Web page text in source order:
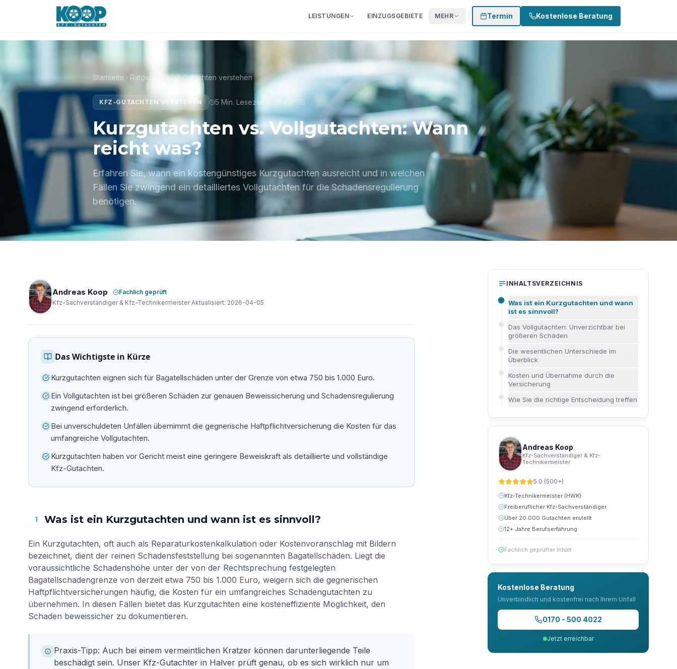
LEISTUNGEN EINZUGSGEBIETE MEHR Termin Kostenlose Beratung
Startseite Ratgeber KFZ-Gutachten verstehen
KFZ-GUTACHTEN VERSTEHEN 5 Min. Lesezeit 2026-04-05
Kurzgutachten vs. Vollgutachten: Wann
reicht was?
Erfahren Sie, wann ein kostengünstiges Kurzgutachten ausreicht und in welchen
Fällen Sie zwingend ein detailliertes Vollgutachten für die Schadensregulierung
benötigen.
Andreas Koop
Fachlich geprüft
Kfz-Sachverständiger & Kfz-Technikermeister·Aktualisiert: 2026-04-05
Das Wichtigste in Kürze
Kurzgutachten eignen sich für Bagatellschäden unter der Grenze von etwa 750 bis 1.000 Euro.
Ein Vollgutachten ist bei größeren Schäden zur genauen Beweissicherung und Schadensregulierung
zwingend erforderlich.
Bei unverschuldeten Unfällen übernimmt die gegnerische Haftpflichtversicherung die Kosten für das
umfangreiche Vollgutachten.
Kurzgutachten haben vor Gericht meist eine geringere Beweiskraft als detaillierte und vollständige
Kfz-Gutachten.
1 Was ist ein Kurzgutachten und wann ist es sinnvoll?
Ein Kurzgutachten, oft auch als Reparaturkostenkalkulation oder Kostenvoranschlag mit Bildern
bezeichnet, dient der reinen Schadensfeststellung bei sogenannten Bagatellschäden. Liegt die
voraussichtliche Schadenshöhe unter der von der Rechtsprechung festgelegten
Bagatellschadengrenze von derzeit etwa 750 bis 1.000 Euro, weigern sich die gegnerischen
Haftpflichtversicherungen häufig, die Kosten für ein umfangreiches Schadengutachten zu
übernehmen. In diesen Fällen bietet das Kurzgutachten eine kosteneffiziente Möglichkeit, den
Schaden beweissicher zu dokumentieren.
Praxis-Tipp: Auch bei einem vermeintlichen Kratzer können darunterliegende Teile
beschädigt sein. Unser Kfz-Gutachter in Halver prüft genau, ob es sich wirklich nur um
INHALTSVERZEICHNIS
Was ist ein Kurzgutachten und wann
ist es sinnvoll?
Das Vollgutachten: Unverzichtbar bei
größeren Schäden
Die wesentlichen Unterschiede im
Überblick
Kosten und Übernahme durch die
Versicherung
Wie Sie die richtige Entscheidung treffen
Andreas Koop
Kfz-Sachverständiger & Kfz-
Technikermeister
5.0 (500+)
Kfz-Technikermeister (HWK)
Freiberuflicher Kfz-Sachverständiger
Über 20.000 Gutachten erstellt
12+ Jahre Berufserfahrung
Fachlich geprüfter Inhalt
Kostenlose Beratung
Unverbindlich und kostenfrei nach Ihrem Unfall
0170 - 500 4022
Jetzt erreichbar
Jetzt erreichbar 02351 - 874 3002 0170 - 500 4022 Termin buchen